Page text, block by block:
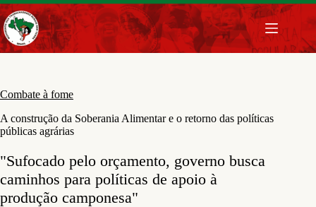
Pular
para
o
conteúdo
Combate à fome
A construção da Soberania Alimentar e o retorno das políticas
públicas agrárias
"Sufocado pelo orçamento, governo busca
caminhos para políticas de apoio à
produção camponesa"